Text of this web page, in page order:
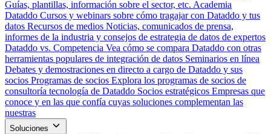
Guías, plantillas, información sobre el sector, etc. Academia
Dataddo Cursos y webinars sobre cómo tragajar con Dataddo y tus
datos Recursos de medios Noticias, comunicados de prensa,
informes de la industria y consejos de estrategia de datos de expertos
Dataddo vs. Competencia Vea cómo se compara Dataddo con otras
herramientas populares de integración de datos Seminarios en línea
Debates y demostraciones en directo a cargo de Dataddo y sus
socios Programas de socios Explora los programas de socios de
consultoría tecnología de Dataddo Socios estratégicos Empresas que
conoce y en las que confía cuyas soluciones complementan las
nuestras
Soluciones